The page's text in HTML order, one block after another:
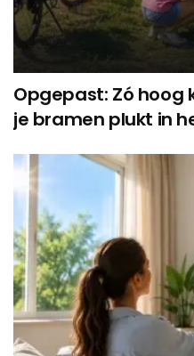
Opgepast: Zó hoog
je bramen plukt in